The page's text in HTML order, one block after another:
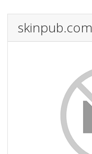
skinpub.com